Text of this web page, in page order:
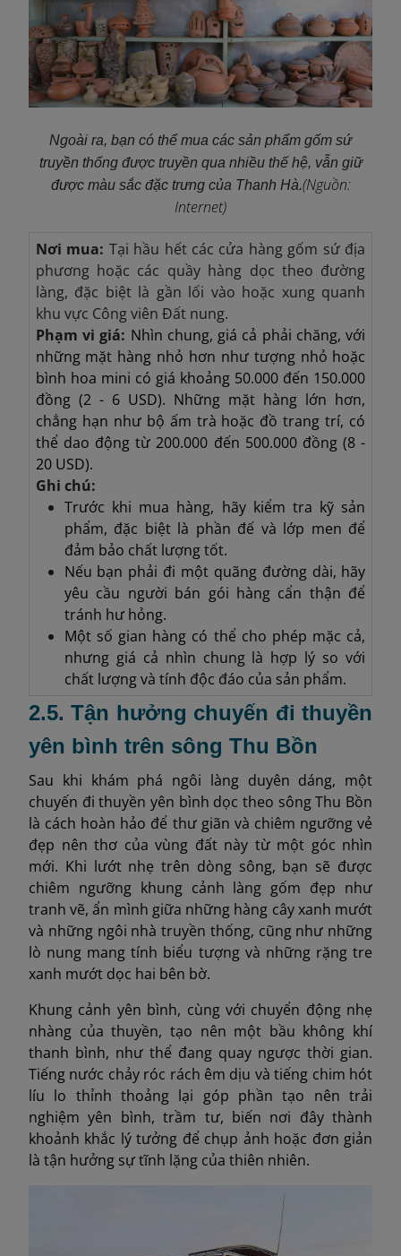
Ngoài ra, bạn có thể mua các sản phẩm gốm sứ
truyền thống được truyền qua nhiều thế hệ, vẫn giữ
được màu sắc đặc trưng của Thanh Hà.(Nguồn:
Internet)
Nơi mua: Tại hầu hết các cửa hàng gốm sứ địa
phương hoặc các quầy hàng dọc theo đường
làng, đặc biệt là gần lối vào hoặc xung quanh
khu vực Công viên Đất nung.
Phạm vi giá: Nhìn chung, giá cả phải chăng, với
những mặt hàng nhỏ hơn như tượng nhỏ hoặc
bình hoa mini có giá khoảng 50.000 đến 150.000
đồng (2 - 6 USD). Những mặt hàng lớn hơn,
chẳng hạn như bộ ấm trà hoặc đồ trang trí, có
thể dao động từ 200.000 đến 500.000 đồng (8 -
20 USD).
Ghi chú:
Trước khi mua hàng, hãy kiểm tra kỹ sản
phẩm, đặc biệt là phần đế và lớp men để
đảm bảo chất lượng tốt.
Nếu bạn phải đi một quãng đường dài, hãy
yêu cầu người bán gói hàng cẩn thận để
tránh hư hỏng.
Một số gian hàng có thể cho phép mặc cả,
nhưng giá cả nhìn chung là hợp lý so với
chất lượng và tính độc đáo của sản phẩm.
2.5. Tận hưởng chuyến đi thuyền
yên bình trên sông Thu Bồn
Sau khi khám phá ngôi làng duyên dáng, một
chuyến đi thuyền yên bình dọc theo sông Thu Bồn
là cách hoàn hảo để thư giãn và chiêm ngưỡng vẻ
đẹp nên thơ của vùng đất này từ một góc nhìn
mới. Khi lướt nhẹ trên dòng sông, bạn sẽ được
chiêm ngưỡng khung cảnh làng gốm đẹp như
tranh vẽ, ẩn mình giữa những hàng cây xanh mướt
và những ngôi nhà truyền thống, cũng như những
lò nung mang tính biểu tượng và những rặng tre
xanh mướt dọc hai bên bờ.
Khung cảnh yên bình, cùng với chuyển động nhẹ
nhàng của thuyền, tạo nên một bầu không khí
thanh bình, như thể đang quay ngược thời gian.
Tiếng nước chảy róc rách êm dịu và tiếng chim hót
líu lo thỉnh thoảng lại góp phần tạo nên trải
nghiệm yên bình, trầm tư, biến nơi đây thành
khoảnh khắc lý tưởng để chụp ảnh hoặc đơn giản
là tận hưởng sự tĩnh lặng của thiên nhiên.